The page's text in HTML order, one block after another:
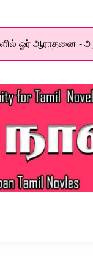
ஓர் ஆராதனை -